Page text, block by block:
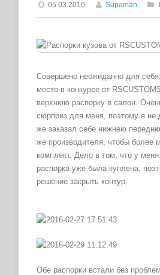
05.03.2016 Supaman
Совершено неожиданно для
место в конкурсе от
верхнюю распорку в салон.
сюрприз для меня, поэтому я не
же заказал себе нижнею
же производителя, чтобы более
комплект. Дело в том, что у
распорка уже была куплена,
решение закрыть контур.
Обе распорки встали без